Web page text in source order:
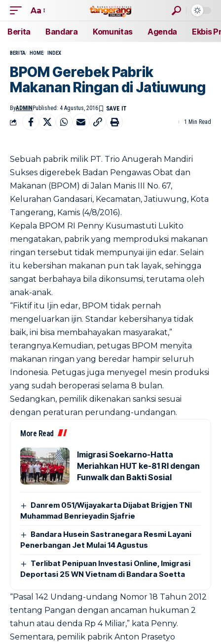
Aa
Berita Bandara Komunitas Agenda Ekbis
BERITA HOME INDEX
BPOM Gerebek Pabrik
Makanan Ringan di Jatiuwung
ByADMIN Published: 4 Agustus, 2016
1 Min Read
Sebuah pabrik milik PT. Trio Anugerah Mandiri
Sukses digerebek Badan Pengawas Obat dan
Makanan (BPOM) di Jalan Manis III No. 67,
Kelurahan Gandasari, Kecamatan, Jatiuwung, Kota
Tangerang, Kamis (4/8/2016).
Kepala BPOM RI Penny Kusumastuti Lukito
mengatakan, pabrik yang memproduksi makanan
ringan tersebut tidak mempunyai ijin edar. Selain
itu kebersihan makanan pun tak layak, sehingga
sangat berbahaya bila dikonsumsi, terutama oleh
anak-anak.
“Fiktif itu Ijin edar, BPOM tidak pernah
mengeluarkan ijin. Standar kebersihanya tidak
baik, ini bisa membahayakan masyarakat,”
terangnya.Kemudian, petugas BPOM menyita
makanan ringan yang beredar hampir seluruh
Indonesia. Petugas juga menyegel mesin produksi
yang sudah beroperasi selama 8 bulan.
Sedangkan, pemilik dikenakan sanksi sesuai
dengan peraturan perundang-undangan.
More Read
Imigrasi Soekarno-Hatta
Meriahkan HUT ke-81 RI dengan
Funwalk dan Bakti Sosial
Danrem 051/Wijayakarta Dijabat Brigjen TNI
Muhammad Benrieyadin Sjafrie
Bandara Husein Sastranegara Resmi Layani
Penerbangan Jet Mulai 14 Agustus
Terlibat Penipuan Investasi Online, Imigrasi
Deportasi 25 WN Vietnam di Bandara Soetta
“Pasal 142 Undang-undang Nomor 18 Tahun 2012
tentang Pangan dengan ancaman hukuman 2
tahun atau denda Rp 4 Miliar,” kata Penny.
Sementara, pemilik pabrik Anton Prasetyo